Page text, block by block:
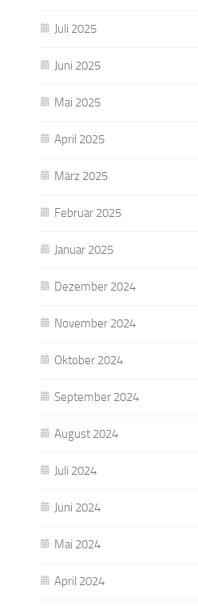
Juli 2025
Juni 2025
Mai 2025
April 2025
März 2025
Februar 2025
Januar 2025
Dezember 2024
November 2024
Oktober 2024
September 2024
August 2024
Juli 2024
Juni 2024
Mai 2024
April 2024